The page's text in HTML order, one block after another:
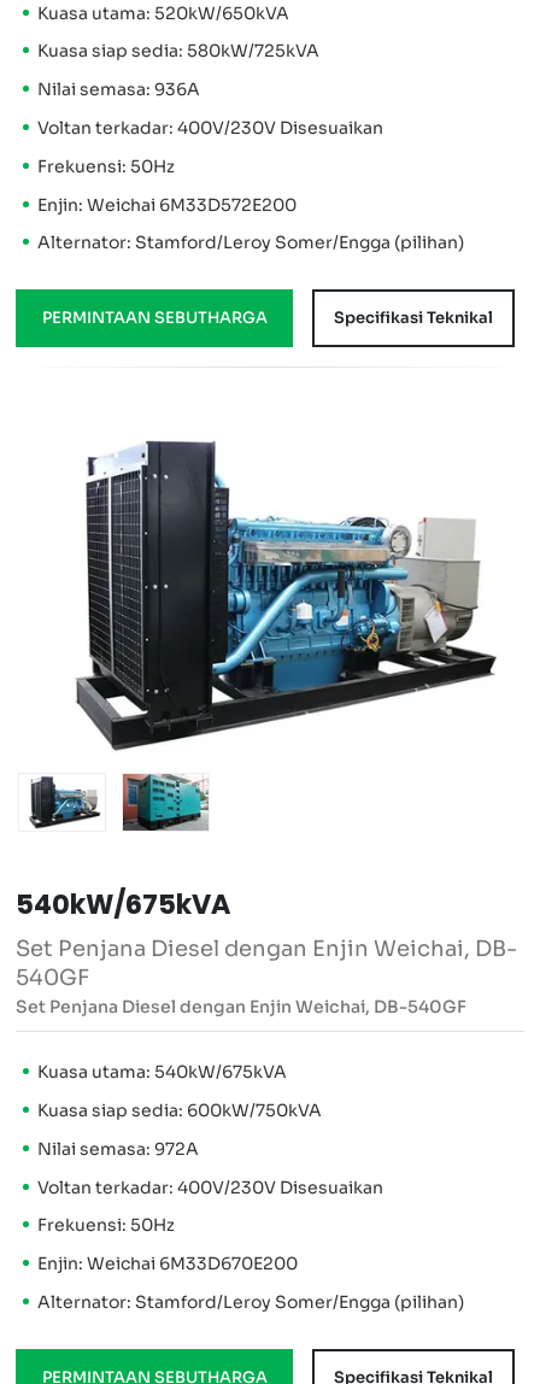
Kuasa utama: 520kW/650kVA
Kuasa siap sedia: 580kW/725kVA
Nilai semasa: 936A
Voltan terkadar: 400V/230V Disesuaikan
Frekuensi: 50Hz
Enjin: Weichai 6M33D572E200
Alternator: Stamford/Leroy Somer/Engga (pilihan)
PERMINTAAN SEBUTHARGA Specifikasi Teknikal
540kW/675kVA
Set Penjana Diesel dengan Enjin Weichai, DB-
540GF
Set Penjana Diesel dengan Enjin Weichai, DB-540GF
Kuasa utama: 540kW/675kVA
Kuasa siap sedia: 600kW/750kVA
Nilai semasa: 972A
Voltan terkadar: 400V/230V Disesuaikan
Frekuensi: 50Hz
Enjin: Weichai 6M33D670E200
Alternator: Stamford/Leroy Somer/Engga (pilihan)
PERMINTAAN SEBUTHARGA Specifikasi Teknikal